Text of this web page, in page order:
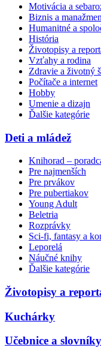
Motivácia a
Biznis a
Humanitné a
História
Životopisy a
Vzťahy a rodina
Zdravie a životný
Počítače a internet
Hobby
Umenie a dizajn
Ďalšie kategórie
Deti a mládež
Knihorad –
Pre najmenších
Pre prvákov
Pre pubertiakov
Young Adult
Beletria
Rozprávky
Sci-fi, fantasy a
Leporelá
Náučné knihy
Ďalšie kategórie
Životopisy a
Kuchárky
Učebnice a slovníky